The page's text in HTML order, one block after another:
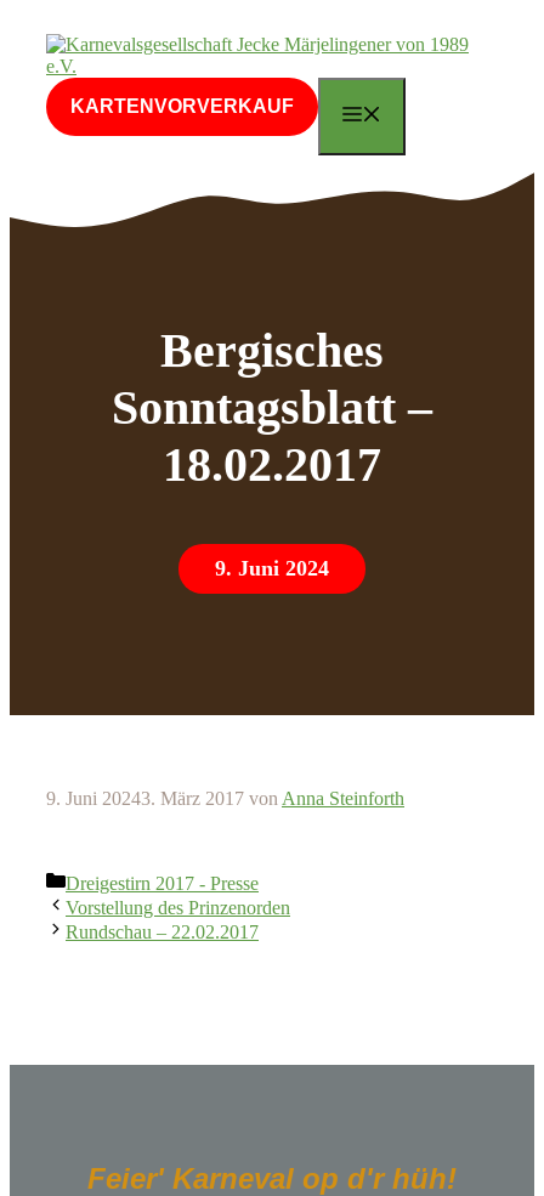
Inhalt
springen
KARTENVORVERKAUF
Bergisches
Sonntagsblatt –
18.02.2017
9. Juni 2024
9. Juni 20243. März 2017 von Anna Steinforth
Kategorien
Dreigestirn 2017 - Presse
Vorstellung des Prinzenorden
Rundschau – 22.02.2017
Feier' Karneval op d'r hüh!